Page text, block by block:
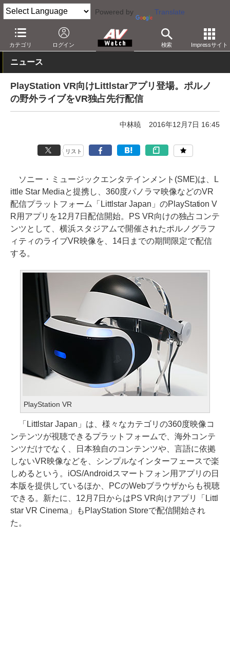
Powered by Translate
カテゴリ ログイン 検索 Impressサイト
AV Watch 製品 HMD/スマートグラス PlayStation VR
ニュース
PlayStation VR向けLittlstarアプリ登場。ポルノ
の野外ライブをVR独占先行配信
中林暁 2016年12月7日 16:45
リスト
ソニー・ミュージックエンタテインメント(SME)は、L
ittle Star Mediaと提携し、360度パノラマ映像などのVR
配信プラットフォーム「Littlstar Japan」のPlayStation V
R用アプリを12月7日配信開始。PS VR向けの独占コンテ
ンツとして、横浜スタジアムで開催されたポルノグラフ
ィティのライブVR映像を、14日までの期間限定で配信
する。
PlayStation VR
「Littlstar Japan」は、様々なカテゴリの360度映像コ
ンテンツが視聴できるプラットフォームで、海外コンテ
ンツだけでなく、日本独自のコンテンツや、言語に依拠
しないVR映像などを、シンプルなインターフェースで楽
しめるという。iOS/Androidスマートフォン用アプリの日
本版を提供しているほか、PCのWebブラウザからも視聴
できる。新たに、12月7日からはPS VR向けアプリ「Littl
star VR Cinema」もPlayStation Storeで配信開始され
た。